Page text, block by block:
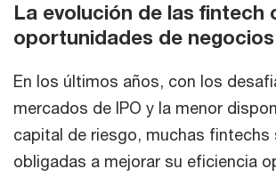
La evolución de las fintech
oportunidades de negocios
En los últimos años, con los
mercados de IPO y la menor
capital de riesgo, muchas fintechs
obligadas a mejorar su eficiencia